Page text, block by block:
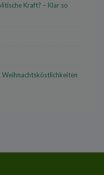
Kraft? – Klar so
Weihnachtsköstlichkeiten